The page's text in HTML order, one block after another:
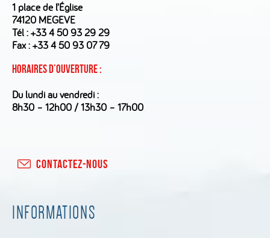
1 place de l’Église
74120 MEGEVE
Tél :+33 4 50 93 29 29
Fax : +33 4 50 93 07 79
Horaires d’ouverture :
Du lundi au vendredi :
8h30 – 12h00 / 13h30 – 17h00
CONTACTEZ-NOUS
INFORMATIONS